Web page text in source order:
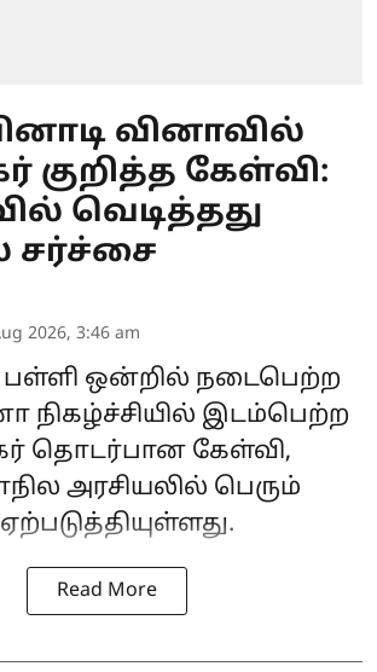
வினாவில்
குறித்த கேள்வி:
வெடித்தது
சர்ச்சை
2026, 3:46 am
பள்ளி ஒன்றில் நடைபெற்ற
நிகழ்ச்சியில் இடம்பெற்ற
தொடர்பான கேள்வி,
அரசியலில் பெரும்
Read More